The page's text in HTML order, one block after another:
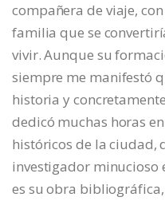
compañera de viaje,
familia que se
vivir. Aunque su
siempre me manifestó
historia y
dedicó muchas horas
históricos de la ciudad,
investigador minucioso
es su obra